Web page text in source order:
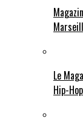
Le
Hip-Hop